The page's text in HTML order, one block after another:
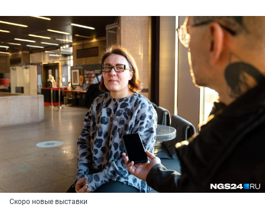
Скоро новые выставки